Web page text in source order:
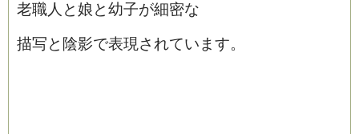
老職人と娘と幼子が細密な
描写と陰影で表現されています。